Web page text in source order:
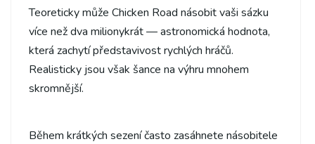
Teoreticky může Chicken Road násobit vaši sázku
více než dva milionykrát — astronomická hodnota,
která zachytí představivost rychlých hráčů.
Realisticky jsou však šance na výhru mnohem
skromnější.
Během krátkých sezení často zasáhnete násobitele